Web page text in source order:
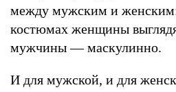
между мужским и
костюмах женщины
мужчины — маскулинно.
И для мужской, и для